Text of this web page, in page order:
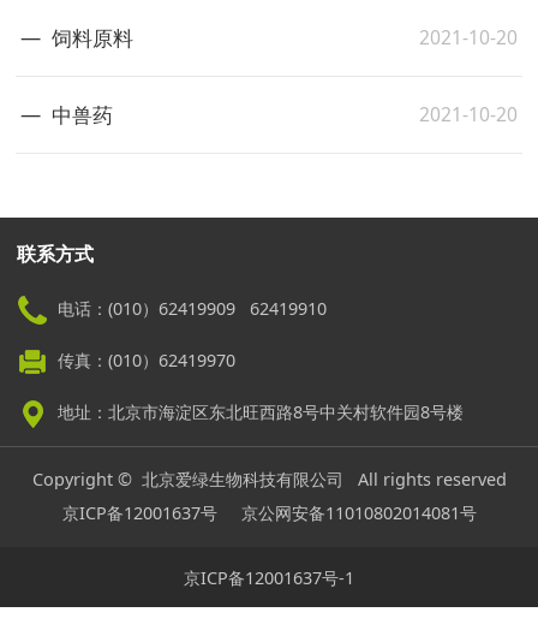
饲料原料 2021-10-20
中兽药 2021-10-20
联系方式
电话：(010）62419909 62419910
传真：(010）62419970
地址：北京市海淀区东北旺西路8号中关村软件园8号楼
Copyright © 北京爱绿生物科技有限公司 All rights reserved
京ICP备12001637号京公网安备11010802014081号
京ICP备12001637号-1